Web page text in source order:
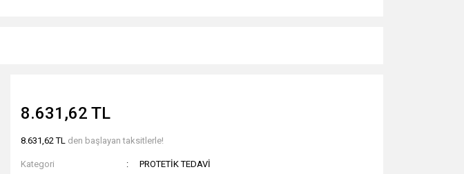
8.631,62 TL
8.631,62 TL den başlayan taksitlerle!
Kategori
PROTETİK TEDAVİ